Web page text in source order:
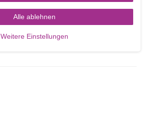
Artikel anzeigen
Alle ablehnen
Weitere Einstellungen